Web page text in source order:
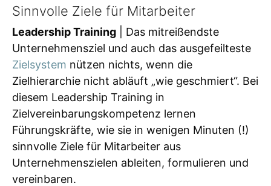
Sinnvolle Ziele für Mitarbeiter
Leadership Training | Das mitreißendste
Unternehmensziel und auch das ausgefeilteste
Zielsystem nützen nichts, wenn die
Zielhierarchie nicht abläuft „wie geschmiert“. Bei
diesem Leadership Training in
Zielvereinbarungskompetenz lernen
Führungskräfte, wie sie in wenigen Minuten (!)
sinnvolle Ziele für Mitarbeiter aus
Unternehmenszielen ableiten, formulieren und
vereinbaren.